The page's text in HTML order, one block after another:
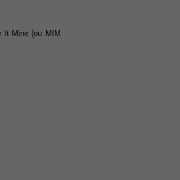
It Mine (ou MIM